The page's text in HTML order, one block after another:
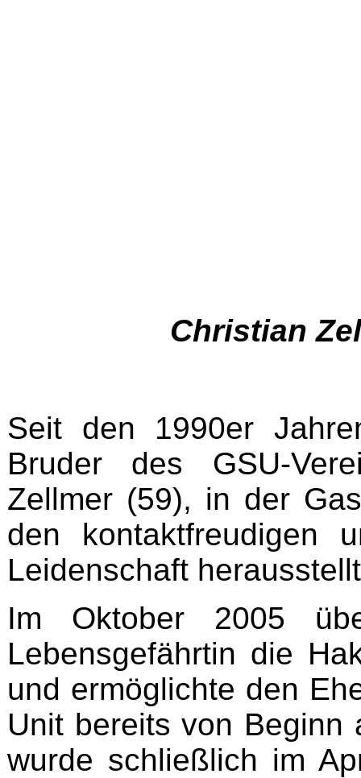
Christian
Seit den 1990er
Bruder des GSU-
Zellmer (59), in der
den kontaktfreudigen
Leidenschaft
Im Oktober 2005
Lebensgefährtin die
und ermöglichte den
Unit bereits von Beginn
wurde schließlich im